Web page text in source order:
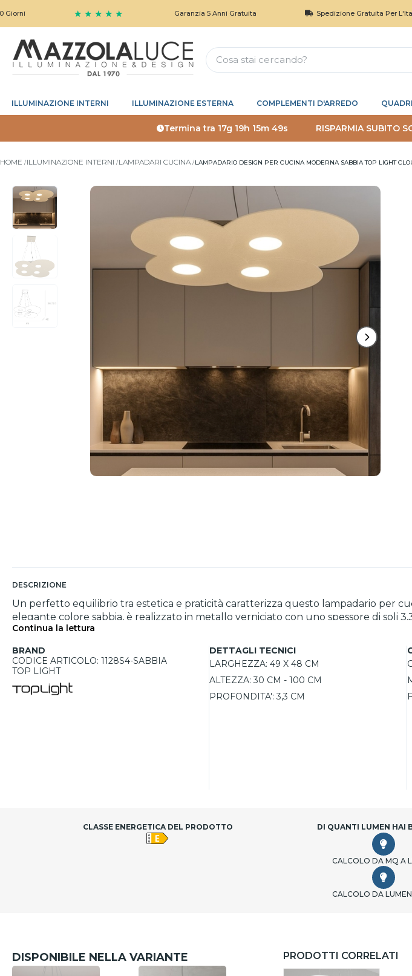
★ ★ ★ ★ ★ Garanzia 5 Anni Gratuita Spedizione Gratuita Per L'Italia
ILLUMINAZIONE INTERNI ILLUMINAZIONE ESTERNA COMPLEMENTI D'ARREDO QUADRI
Termina tra 17g 19h 15m 48s RISPARMIA SUBITO
HOME ILLUMINAZIONE INTERNI LAMPADARI CUCINA LAMPADARIO DESIGN PER CUCINA MODERNA SABBIA TOP LIGHT
DESCRIZIONE
Un perfetto equilibrio tra estetica e praticità caratterizza questo lampadario per
elegante colore sabbia, è realizzato in metallo verniciato con uno spessore di soli
rende estremamente versatile, ideale per illuminare con stile non solo la cucina,
manutenzione è semplice e immediata, eliminando la necessità di interventi
perfetto per ambienti contemporanei.
Continua la lettura
BRAND
CODICE ARTICOLO: 1128S4-SABBIA
TOP LIGHT
DETTAGLI TECNICI
LARGHEZZA: 49 X 48 CM
ALTEZZA: 30 CM - 100 CM
PROFONDITA': 3,3 CM
CLASSE ENERGETICA DEL PRODOTTO DI QUANTI LUMEN HAI
CALCOLO DA MQ A
CALCOLO DA
DISPONIBILE NELLA VARIANTE PRODOTTI CORRELATI